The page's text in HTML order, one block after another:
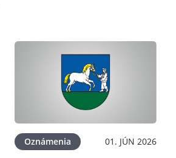
Oznámenia 01. JÚN 2026